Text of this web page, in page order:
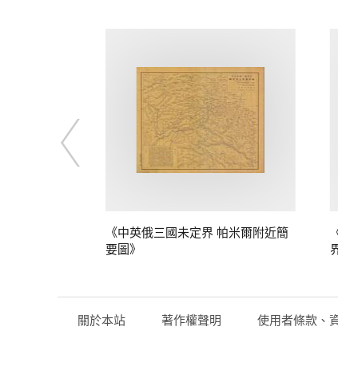
《中英俄三國未定界 帕米爾附近簡
要圖》
關於本站 著作權聲明 使用者條款、